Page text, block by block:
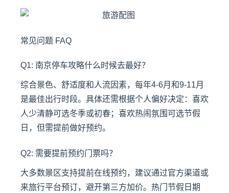
常见问题 FAQ
Q1: 南京停车攻略什么时候去最好？
综合景色、舒适度和人流因素，每年4-6月和9-11月
是最佳出行时段。具体还需根据个人偏好决定：喜欢
人少清静可选冬季或初春；喜欢热闹氛围可选节假
日，但需提前做好预约。
Q2: 需要提前预约门票吗？
大多数景区支持提前在线预约，建议通过官方渠道或
来旅行平台预订，避开第三方加价。热门节假日期